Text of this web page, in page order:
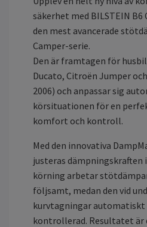
säkerhet med BILSTEIN B6
den mest avancerade
Camper-serie.
Den är framtagen för
Ducato, Citroën Jumper
2006) och anpassar sig
körsituationen för en
komfort och kontroll.
Med den innovativa
justeras dämpningskraften
körning arbetar
följsamt, medan den vid
kurvtagningar
kontrollerad. Resultatet är